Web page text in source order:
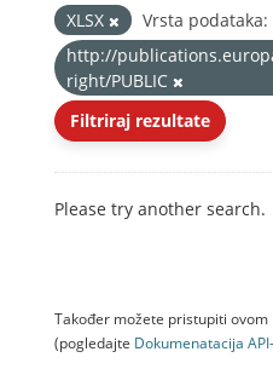
XLSX
Vrsta podataka:
http://
right/PUBLIC
Filtriraj rezultate
Please try another search.
Također možete pristupiti
(pogledajte Dokumenаtаcijа